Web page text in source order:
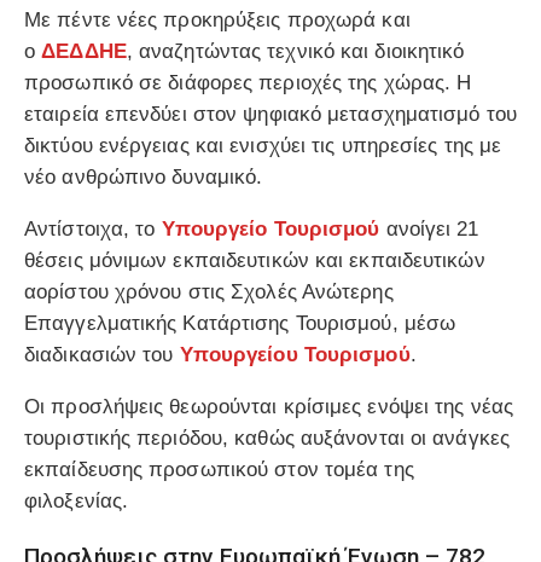
Με πέντε νέες προκηρύξεις προχωρά και
οΔΕΔΔΗΕ, αναζητώντας τεχνικό και διοικητικό
προσωπικό σε διάφορες περιοχές της χώρας. Η
εταιρεία επενδύει στον ψηφιακό μετασχηματισμό του
δικτύου ενέργειας και ενισχύει τις υπηρεσίες της με
νέο ανθρώπινο δυναμικό.
Αντίστοιχα, το Υπουργείο Τουρισμού ανοίγει 21
θέσεις μόνιμων εκπαιδευτικών και εκπαιδευτικών
αορίστου χρόνου στις Σχολές Ανώτερης
Επαγγελματικής Κατάρτισης Τουρισμού, μέσω
διαδικασιών του Υπουργείου Τουρισμού.
Οι προσλήψεις θεωρούνται κρίσιμες ενόψει της νέας
τουριστικής περιόδου, καθώς αυξάνονται οι ανάγκες
εκπαίδευσης προσωπικού στον τομέα της
φιλοξενίας.